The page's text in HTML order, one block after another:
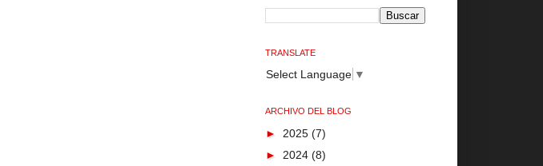
TRANSLATE
Select Language ▼
ARCHIVO DEL BLOG
► 2025 (7)
► 2024 (8)